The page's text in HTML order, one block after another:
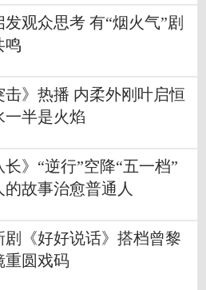
观众思考 有“烟火气”剧
鸣
击》热播 内柔外刚叶启恒
一半是火焰
长》“逆行”空降“五一档”
的故事治愈普通人
剧《好好说话》搭档曾黎
重圆戏码